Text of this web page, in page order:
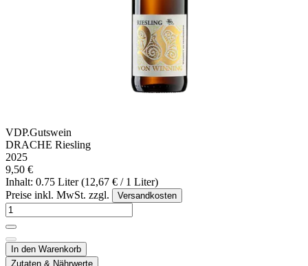
VDP.Gutswein
DRACHE Riesling
2025
9,50 €
Inhalt: 0.75 Liter (12,67 € / 1 Liter)
Preise inkl. MwSt. zzgl.
Versandkosten
In den Warenkorb
Zutaten & Nährwerte